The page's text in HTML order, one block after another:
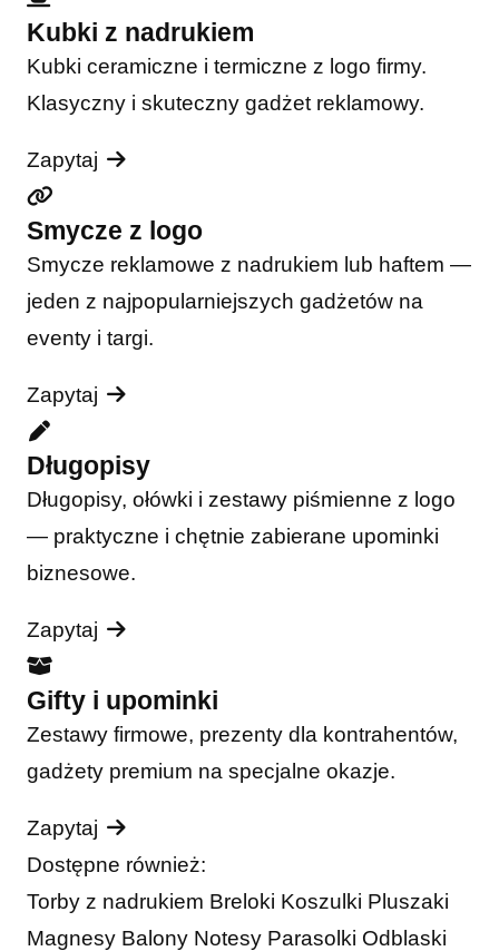
Kubki z nadrukiem
Kubki ceramiczne i termiczne z logo firmy.
Klasyczny i skuteczny gadżet reklamowy.
Zapytaj
Smycze z logo
Smycze reklamowe z nadrukiem lub haftem —
jeden z najpopularniejszych gadżetów na
eventy i targi.
Zapytaj
Długopisy
Długopisy, ołówki i zestawy piśmienne z logo
— praktyczne i chętnie zabierane upominki
biznesowe.
Zapytaj
Gifty i upominki
Zestawy firmowe, prezenty dla kontrahentów,
gadżety premium na specjalne okazje.
Zapytaj
Dostępne również:
Torby z nadrukiem Breloki Koszulki Pluszaki
Magnesy Balony Notesy Parasolki Odblaski